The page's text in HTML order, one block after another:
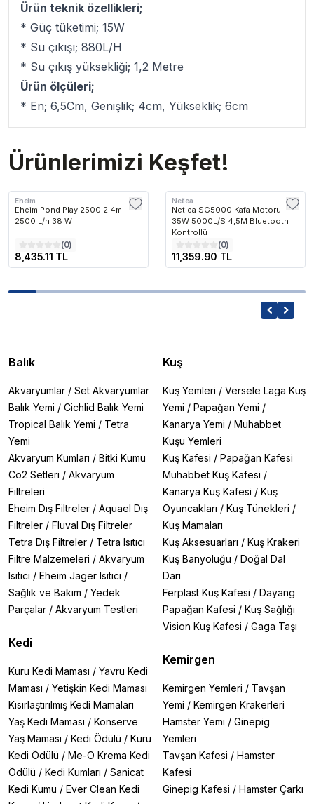
Ürün teknik özellikleri;
* Güç tüketimi; 15W
* Su çıkışı; 880L/H
* Su çıkış yüksekliği; 1,2 Metre
Ürün ölçüleri;
* En; 6,5Cm, Genişlik; 4cm, Yükseklik; 6cm
Ürünlerimizi Keşfet!
Eheim
Eheim Pond Play 2500 2.4m
2500 L/h 38 W
(0)
8,435.11 TL
Netlea
Netlea SG5000 Kafa Motoru
35W 5000L/S 4,5M Bluetooth
Kontrollü
(0)
11,359.90 TL
Balık
Akvaryumlar / Set Akvaryumlar
Balık Yemi / Cichlid Balık Yemi
Tropical Balık Yemi / Tetra
Yemi
Akvaryum Kumları / Bitki Kumu
Co2 Setleri / Akvaryum
Filtreleri
Eheim Dış Filtreler / Aquael Dış
Filtreler / Fluval Dış Filtreler
Tetra Dış Filtreler / Tetra Isıtıcı
Filtre Malzemeleri / Akvaryum
Isıtıcı / Eheim Jager Isıtıcı /
Sağlık ve Bakım / Yedek
Parçalar / Akvaryum Testleri
Kedi
Kuru Kedi Maması / Yavru Kedi
Maması / Yetişkin Kedi Maması
Kısırlaştırılmış Kedi Mamaları
Yaş Kedi Maması / Konserve
Yaş Maması / Kedi Ödülü / Kuru
Kedi Ödülü / Me-O Krema Kedi
Ödülü / Kedi Kumları / Sanicat
Kedi Kumu / Ever Clean Kedi
Kuş
Kuş Yemleri / Versele Laga Kuş
Yemi / Papağan Yemi /
Kanarya Yemi / Muhabbet
Kuşu Yemleri
Kuş Kafesi / Papağan Kafesi
Muhabbet Kuş Kafesi /
Kanarya Kuş Kafesi / Kuş
Oyuncakları / Kuş Tünekleri /
Kuş Mamaları
Kuş Aksesuarları / Kuş Krakeri
Kuş Banyoluğu / Doğal Dal
Darı
Ferplast Kuş Kafesi / Dayang
Papağan Kafesi / Kuş Sağlığı
Vision Kuş Kafesi / Gaga Taşı
Kemirgen
Kemirgen Yemleri / Tavşan
Yemi / Kemirgen Krakerleri
Hamster Yemi / Ginepig
Yemleri
Tavşan Kafesi / Hamster
Kafesi
Ginepig Kafesi / Hamster Çarkı